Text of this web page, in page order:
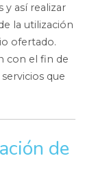
y así realizar
la utilización
ofertado.
con el fin de
que
de